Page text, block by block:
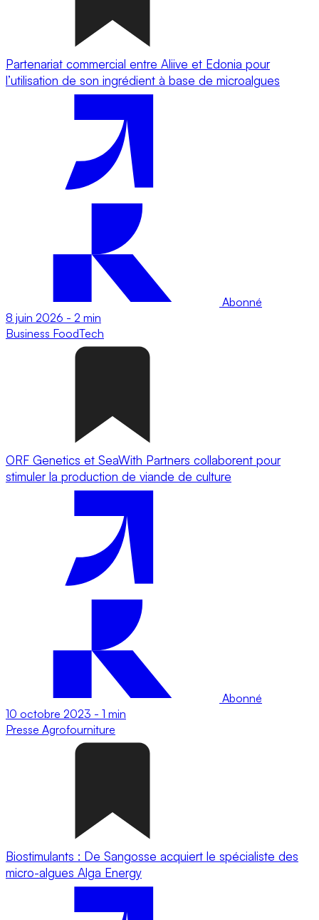
Partenariat commercial entre Aliive et Edonia pour
l’utilisation de son ingrédient à base de microalgues
Abonné
8 juin 2026 - 2 min
Business FoodTech
ORF Genetics et SeaWith Partners collaborent pour
stimuler la production de viande de culture
Abonné
10 octobre 2023 - 1 min
Presse Agrofourniture
Biostimulants : De Sangosse acquiert le spécialiste des
micro-algues Alga Energy